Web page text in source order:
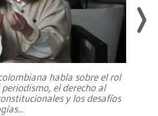
habla sobre el rol
el derecho al
y los desafíos
...